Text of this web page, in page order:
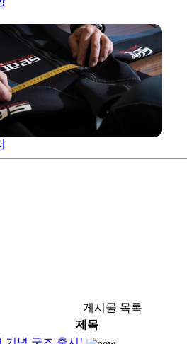
게시물 목록
제목